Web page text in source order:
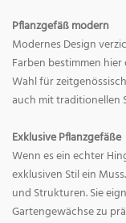
Pflanzgefäß modern
Modernes Design
Farben bestimmen
Wahl für
auch mit traditionellen
Exklusive Pflanzgefäße
Wenn es ein echter
exklusiven Stil ein
und Strukturen. Sie
Gartengewächse zu